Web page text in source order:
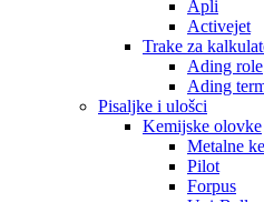
Apli
Activejet
Trake za
Ading role
Ading
Pisaljke i ulošci
Kemijske olovke
Metalne
Pilot
Forpus